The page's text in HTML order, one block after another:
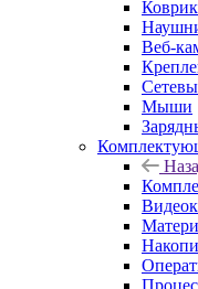
Веб-
Мыши